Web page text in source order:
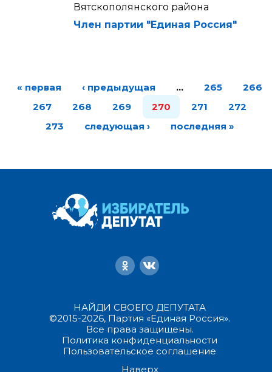
Вятскополянского района
Член партии "Единая Россия"
« первая ‹ предыдущая … 265
266
267
268 269 270 271
272
273
следующая › последняя »
НАЙДИ СВОЕГО ДЕПУТАТА
©2015-2026, Партия «Единая Россия».
Все права защищены.
Политика конфиденциальности
Пользовательское соглашение
Наверх